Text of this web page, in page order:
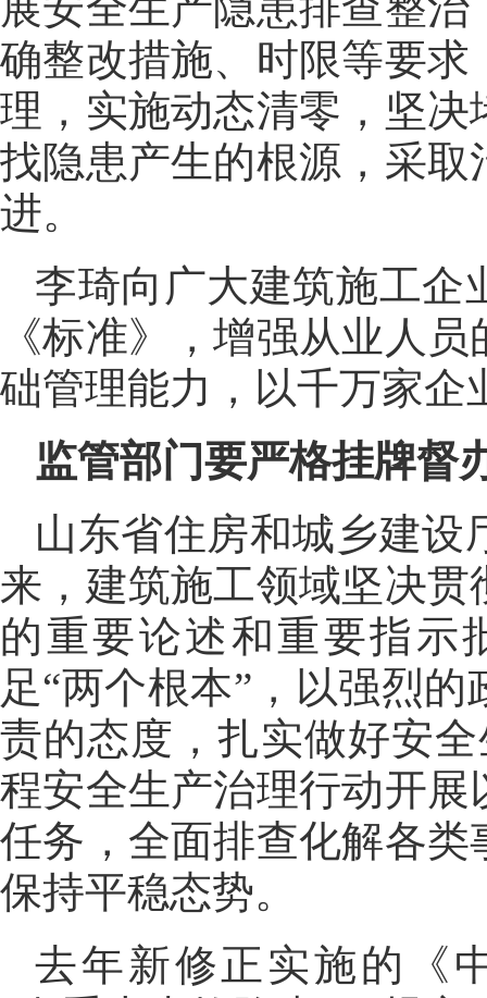
确整改措施、时限等要
理，实施动态清零，坚
找隐患产生的根源，采
进。
李琦向广大建筑施工企
《标准》，增强从业人
础管理能力，以千万家企
监管部门要严格挂牌督
山东省住房和城乡建设
来，建筑施工领域坚决
的重要论述和重要指示
足“两个根本”，以强烈
责的态度，扎实做好安
程安全生产治理行动开
任务，全面排查化解各
保持平稳态势。
去年新修正实施的《